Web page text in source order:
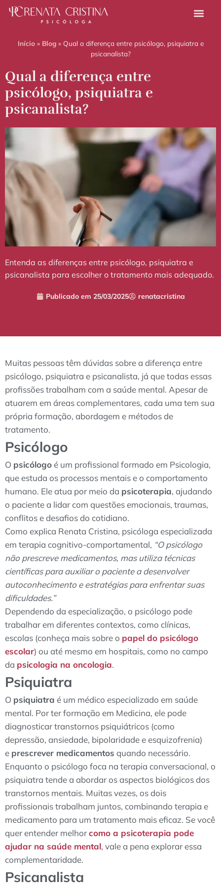
Início» Blog» Qual a diferença entre psicólogo, psiquiatra e
psicanalista?
Qual a diferença entre
psicólogo, psiquiatra e
psicanalista?
Entenda as diferenças entre psicólogo, psiquiatra e
psicanalista para escolher o tratamento mais adequado.
Publicado em 25/03/2025 renatacristina
Muitas pessoas têm dúvidas sobre a diferença entre
psicólogo, psiquiatra e psicanalista, já que todas essas
profissões trabalham com a saúde mental. Apesar de
atuarem em áreas complementares, cada uma tem sua
própria formação, abordagem e métodos de
tratamento.
Psicólogo
O psicólogoé um profissional formado em Psicologia,
que estuda os processos mentais e o comportamento
humano. Ele atua por meio da psicoterapia, ajudando
o paciente a lidar com questões emocionais, traumas,
conflitos e desafios do cotidiano.
Como explica Renata Cristina, psicóloga especializada
em terapia cognitivo-comportamental, “O psicólogo
não prescreve medicamentos, mas utiliza técnicas
científicas para auxiliar o paciente a desenvolver
autoconhecimento e estratégias para enfrentar suas
dificuldades.”
Dependendo da especialização, o psicólogo pode
trabalhar em diferentes contextos, como clínicas,
escolas (conheça mais sobre o papel do psicólogo
escolar) ou até mesmo em hospitais, como no campo
da psicologia na oncologia.
Psiquiatra
O psiquiatra é um médico especializado em saúde
mental. Por ter formação em Medicina, ele pode
diagnosticar transtornos psiquiátricos (como
depressão, ansiedade, bipolaridade e esquizofrenia)
e prescrever medicamentos quando necessário.
Enquanto o psicólogo foca na terapia conversacional, o
psiquiatra tende a abordar os aspectos biológicos dos
transtornos mentais. Muitas vezes, os dois
profissionais trabalham juntos, combinando terapia e
medicamento para um tratamento mais eficaz. Se você
quer entender melhorcomo a psicoterapia pode
ajudar na saúde mental, vale a pena explorar essa
complementaridade.
Psicanalista